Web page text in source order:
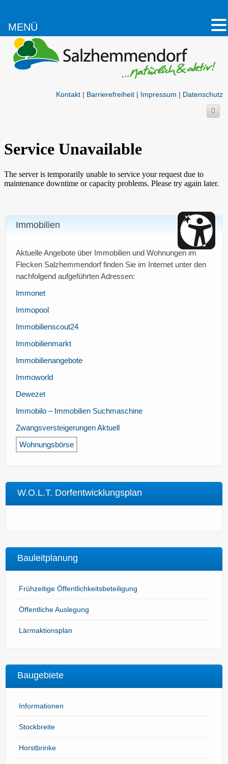
Kontakt | Barrierefreiheit | Impressum | Datenschutz
Immobilien
Aktuelle Angebote über Immobilien und Wohnungen im
Flecken Salzhemmendorf finden Sie im Internet unter den
nachfolgend aufgeführten Adressen:
Immonet
Immopool
Immobilienscout24
Immobilienmarkt
Immobilienangebote
Immoworld
Dewezet
Immobilo – Immobilien Suchmaschine
Zwangsversteigerungen Aktuell
Wohnungsbörse
W.O.L.T. Dorfentwicklungsplan
Bauleitplanung
Frühzeitige Öffentlichkeitsbeteiligung
Öffentliche Auslegung
Lärmaktionsplan
Baugebiete
Informationen
Stockbreite
Horstbrinke
MENÜ